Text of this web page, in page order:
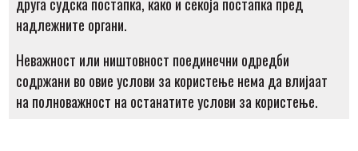
друга судска постапка, како и секоја постапка пред
надлежните органи.
Неважност или ништовност поединечни одредби
содржани во овие услови за користење нема да влијаат
на полноважност на останатите услови за користење.